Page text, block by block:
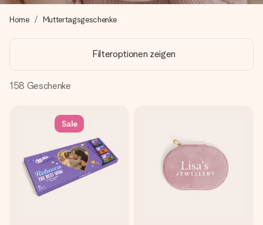
+49 39292 929695
Montag - Freitag : 8:30 - 17:00 Uhr
Samstag - Sonntag : 8:30 - 13:00 Uhr
Home Muttertagsgeschenke
Filteroptionen zeigen
158 Geschenke
Sale